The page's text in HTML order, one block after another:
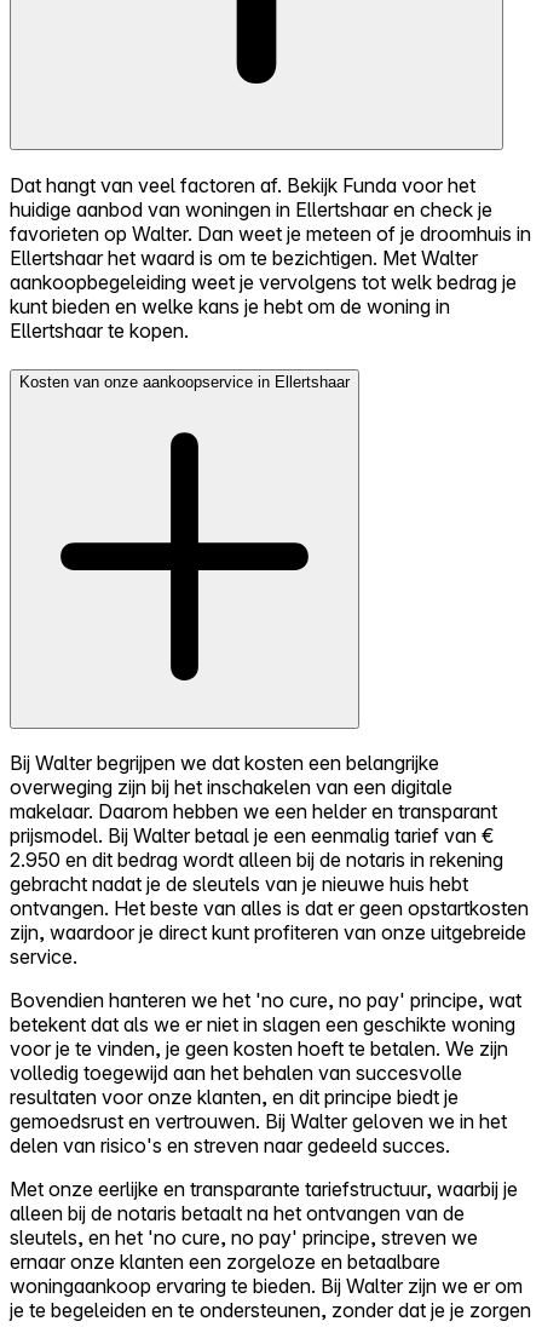
Dat hangt van veel factoren af. Bekijk Funda voor het
huidige aanbod van woningen in Ellertshaar en check je
favorieten op Walter. Dan weet je meteen of je droomhuis in
Ellertshaar het waard is om te bezichtigen. Met Walter
aankoopbegeleiding weet je vervolgens tot welk bedrag je
kunt bieden en welke kans je hebt om de woning in
Ellertshaar te kopen.
Kosten van onze aankoopservice in Ellertshaar
Bij Walter begrijpen we dat kosten een belangrijke
overweging zijn bij het inschakelen van een digitale
makelaar. Daarom hebben we een helder en transparant
prijsmodel. Bij Walter betaal je een eenmalig tarief van €
2.950 en dit bedrag wordt alleen bij de notaris in rekening
gebracht nadat je de sleutels van je nieuwe huis hebt
ontvangen. Het beste van alles is dat er geen opstartkosten
zijn, waardoor je direct kunt profiteren van onze uitgebreide
service.
Bovendien hanteren we het 'no cure, no pay' principe, wat
betekent dat als we er niet in slagen een geschikte woning
voor je te vinden, je geen kosten hoeft te betalen. We zijn
volledig toegewijd aan het behalen van succesvolle
resultaten voor onze klanten, en dit principe biedt je
gemoedsrust en vertrouwen. Bij Walter geloven we in het
delen van risico's en streven naar gedeeld succes.
Met onze eerlijke en transparante tariefstructuur, waarbij je
alleen bij de notaris betaalt na het ontvangen van de
sleutels, en het 'no cure, no pay' principe, streven we
ernaar onze klanten een zorgeloze en betaalbare
woningaankoop ervaring te bieden. Bij Walter zijn we er om
je te begeleiden en te ondersteunen, zonder dat je je zorgen